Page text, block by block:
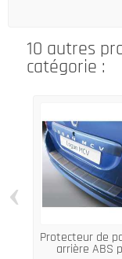
10 autres
catégorie :
Protecteur de
arrière ABS
‹